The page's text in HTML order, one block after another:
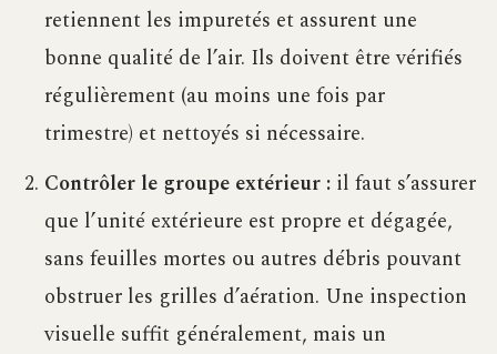
retiennent les impuretés et assurent une
bonne qualité de l’air. Ils doivent être vérifiés
régulièrement (au moins une fois par
trimestre) et nettoyés si nécessaire.
Contrôler le groupe extérieur : il faut s’assurer
que l’unité extérieure est propre et dégagée,
sans feuilles mortes ou autres débris pouvant
obstruer les grilles d’aération. Une inspection
visuelle suffit généralement, mais un